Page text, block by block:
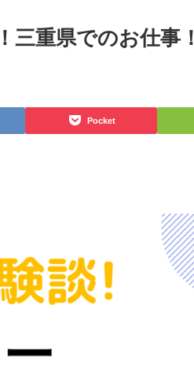
三重県でのお仕事！
Pocket